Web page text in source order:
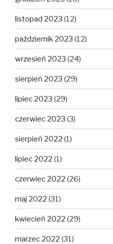
listopad 2023 (12)
październik 2023 (12)
wrzesień 2023 (24)
sierpień 2023 (29)
lipiec 2023 (29)
czerwiec 2023 (3)
sierpień 2022 (1)
lipiec 2022 (1)
czerwiec 2022 (26)
maj 2022 (31)
kwiecień 2022 (29)
marzec 2022 (31)